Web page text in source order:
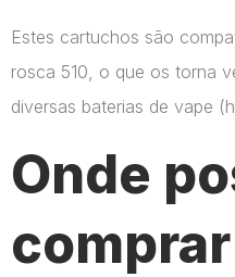
Estes cartuchos são
rosca 510, o que os torna
diversas baterias de vape​
Onde
comprar